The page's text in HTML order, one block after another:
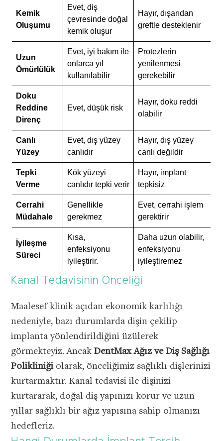
Kemik
Oluşumu
Evet, diş
çevresinde doğal
kemik oluşur
Hayır, dışarıdan
greftle desteklenir
Uzun
Ömürlülük
Evet, iyi bakım ile
onlarca yıl
kullanılabilir
Protezlerin
yenilenmesi
gerekebilir
Doku
Reddine
Direnç
Evet, düşük risk
Hayır, doku reddi
olabilir
Canlı
Yüzey
Evet, dış yüzey
canlıdır
Hayır, dış yüzey
canlı değildir
Tepki
Verme
Kök yüzeyi
canlıdır tepki verir
Hayır, implant
tepkisiz
Cerrahi
Müdahale
Genellikle
gerekmez
Evet, cerrahi işlem
gerektirir
İyileşme
Süreci
Kısa,
enfeksiyonu
iyileştirir.
Daha uzun olabilir,
enfeksiyonu
iyileştiremez
Kanal Tedavisinin Önceliği
Maalesef klinik açıdan ekonomik karlılığı
nedeniyle, bazı durumlarda dişin çekilip
implanta yönlendirildiğini üzülerek
görmekteyiz. AncakDentMax Ağız ve Diş Sağlığı
Polikliniğiolarak, önceliğimiz sağlıklı dişlerinizi
kurtarmaktır. Kanal tedavisi ile dişinizi
kurtararak, doğal diş yapınızı korur ve uzun
yıllar sağlıklı bir ağız yapısına sahip olmanızı
hedefleriz.